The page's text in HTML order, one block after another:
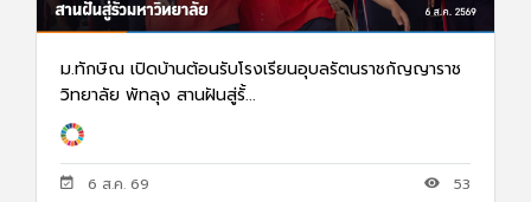
ม.ทักษิณ เปิดบ้านต้อนรับโรงเรียนอุบลรัตนราชกัญญาราช
วิทยาลัย พัทลุง สานฝันสู่รั้...
6 ส.ค. 69 53